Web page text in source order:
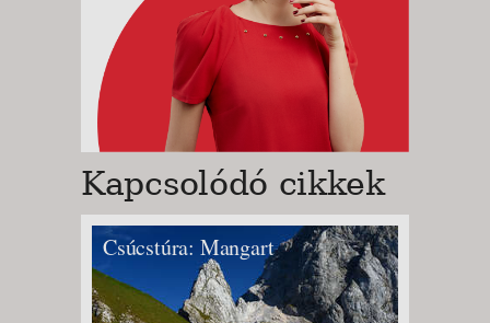
Kapcsolódó cikkek
Csúcstúra: Mangart